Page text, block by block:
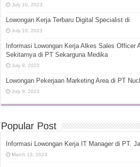
July 10, 2023
Lowongan Kerja Terbaru Digital Specialist di
July 10, 2023
Informasi Lowongan Kerja Alkes Sales Officer
Sekitarnya di PT Sekarguna Medika
July 9, 2023
Lowongan Pekerjaan Marketing Area di PT
July 9, 2023
Popular Post
Informasi Lowongan Kerja IT Manager di PT.
March 13, 2023